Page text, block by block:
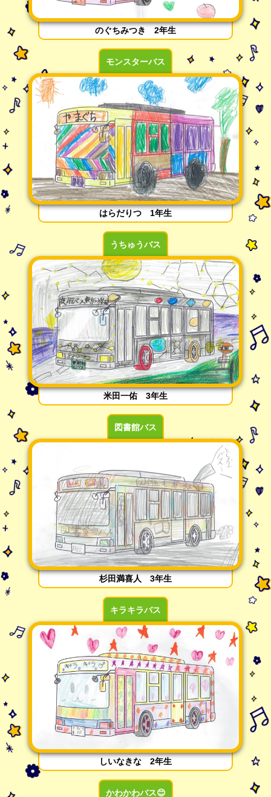
のぐちみつき 2年生
モンスターバス
はらだりつ 1年生
うちゅうバス
米田一佑 3年生
図書館バス
杉田満喜人 3年生
キラキラバス
しいなきな 2年生
かわかわバス😊